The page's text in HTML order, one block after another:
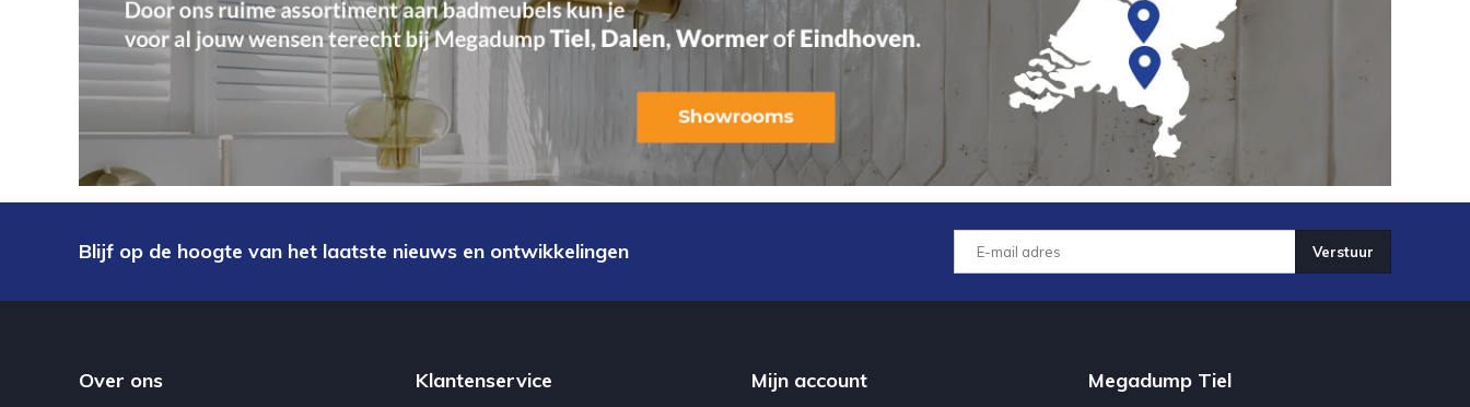
Blijf op de hoogte van het laatste nieuws en ontwikkelingen Verstuur
Over ons Klantenservice Mijn account Megadump Tiel